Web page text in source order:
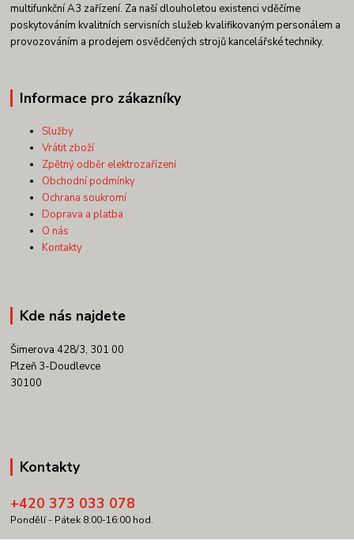
multifunkční A3 zařízení. Za naší dlouholetou existenci vděčíme
poskytováním kvalitních servisních služeb kvalifikovaným personálem a
provozováním a prodejem osvědčených strojů kancelářské techniky.
Informace pro zákazníky
Služby
Vrátit zboží
Zpětný odběr elektrozařízení
Obchodní podmínky
Ochrana soukromí
Doprava a platba
O nás
Kontakty
Kde nás najdete
Šimerova 428/3, 301 00
Plzeň 3-Doudlevce
30100
Kontakty
+420 373 033 078
Pondělí - Pátek 8:00-16:00 hod.